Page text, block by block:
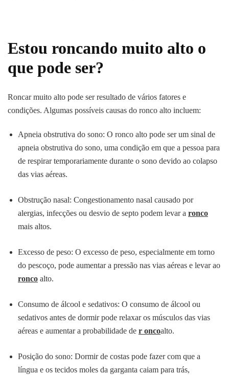
Estou roncando muito alto o
que pode ser?
Roncar muito alto pode ser resultado de vários fatores e
condições. Algumas possíveis causas do ronco alto incluem:
Apneia obstrutiva do sono: O ronco alto pode ser um sinal de
apneia obstrutiva do sono, uma condição em que a pessoa para
de respirar temporariamente durante o sono devido ao colapso
das vias aéreas.
Obstrução nasal: Congestionamento nasal causado por
alergias, infecções ou desvio de septo podem levar a ronco
mais altos.
Excesso de peso: O excesso de peso, especialmente em torno
do pescoço, pode aumentar a pressão nas vias aéreas e levar ao
ronco alto.
Consumo de álcool e sedativos: O consumo de álcool ou
sedativos antes de dormir pode relaxar os músculos das vias
aéreas e aumentar a probabilidade de r oncoalto.
Posição do sono: Dormir de costas pode fazer com que a
língua e os tecidos moles da garganta caiam para trás,